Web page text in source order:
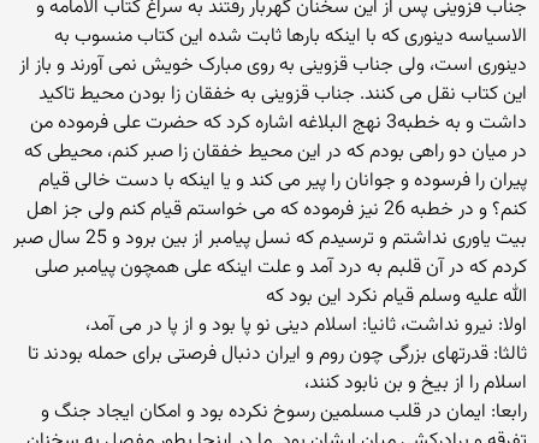
جناب قزوینی پس از این سخنان گهربار رفتند به سراغ کتاب الامامه و
الاسیاسه دینوری که با اینکه بارها ثابت شده این کتاب منسوب به
دینوری است، ولی جناب قزوینی به روی مبارک خویش نمی آورند و باز از
این کتاب نقل می کنند. جناب قزوینی به خفقان زا بودن محیط تاکید
داشت و به خطبه3 نهج البلاغه اشاره کرد که حضرت علی فرموده من
در میان دو راهی بودم که در این محیط خفقان زا صبر کنم، محیطی که
پیران را فرسوده و جوانان را پیر می کند و یا اینکه با دست خالی قیام
کنم؟ و در خطبه 26 نیز فرموده که می خواستم قیام کنم ولی جز اهل
بیت یاوری نداشتم و ترسیدم که نسل پیامبر از بین برود و 25 سال صبر
کردم که در آن قلبم به درد آمد و علت اینکه علی همچون پیامبر صلی
الله علیه وسلم قیام نکرد این بود که
اولا: نیرو نداشت، ثانیا: اسلام دینی نو پا بود و از پا در می آمد،
ثالثا: قدرتهای بزرگی چون روم و ایران دنبال فرصتی برای حمله بودند تا
اسلام را از بیخ و بن نابود کنند،
رابعا: ایمان در قلب مسلمین رسوخ نکرده بود و امکان ایجاد جنگ و